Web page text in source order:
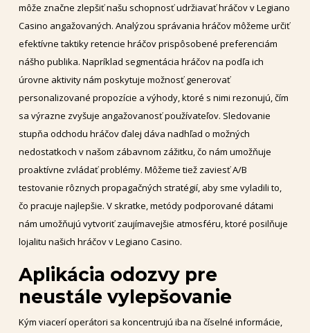
môže značne zlepšiť našu schopnosť udržiavať hráčov v Legiano
Casino angažovaných. Analýzou správania hráčov môžeme určiť
efektívne taktiky retencie hráčov prispôsobené preferenciám
nášho publika. Napríklad segmentácia hráčov na podľa ich
úrovne aktivity nám poskytuje možnosť generovať
personalizované propozície a výhody, ktoré s nimi rezonujú, čím
sa výrazne zvyšuje angažovanosť používateľov. Sledovanie
stupňa odchodu hráčov ďalej dáva nadhľad o možných
nedostatkoch v našom zábavnom zážitku, čo nám umožňuje
proaktívne zvládať problémy. Môžeme tiež zaviesť A/B
testovanie rôznych propagačných stratégií, aby sme vyladili to,
čo pracuje najlepšie. V skratke, metódy podporované dátami
nám umožňujú vytvoriť zaujímavejšie atmosféru, ktoré posilňuje
lojalitu našich hráčov v Legiano Casino.
Aplikácia odozvy pre
neustále vylepšovanie
Kým viacerí operátori sa koncentrujú iba na číselné informácie,